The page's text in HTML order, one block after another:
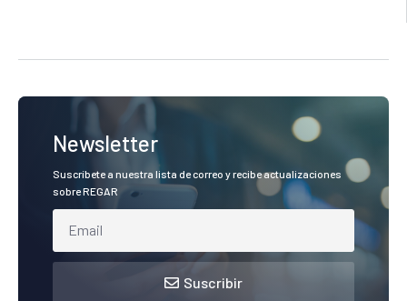
Newsletter
Suscríbete a nuestra lista de correo y recibe actualizaciones
sobre REGAR
Suscribir